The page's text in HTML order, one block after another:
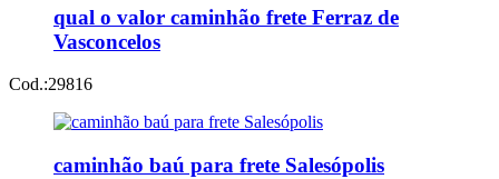
qual o valor caminhão frete Ferraz de
Vasconcelos
Cod.:29816
caminhão baú para frete Salesópolis